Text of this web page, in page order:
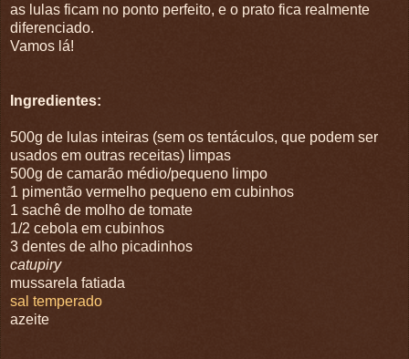
as lulas ficam no ponto perfeito, e o prato fica realmente
diferenciado.
Vamos lá!
Ingredientes:
500g de lulas inteiras (sem os tentáculos, que podem ser
usados em outras receitas) limpas
500g de camarão médio/pequeno limpo
1 pimentão vermelho pequeno em cubinhos
1 sachê de molho de tomate
1/2 cebola em cubinhos
3 dentes de alho picadinhos
catupiry
mussarela fatiada
sal temperado
azeite